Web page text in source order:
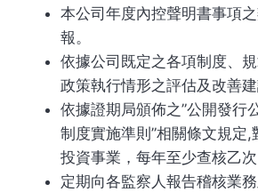
本公司年度內控聲明書事項
報。
依據公司既定之各項制度、
政策執行情形之評估及改善建
依據證期局頒佈之”公開發行
制度實施準則”相關條文規定
投資事業，每年至少查核乙次
定期向各監察人報告稽核業